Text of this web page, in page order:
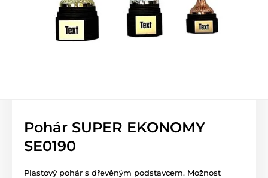
Pohár SUPER EKONOMY
SE0190
Plastový pohár s dřevěným podstavcem. Možnost